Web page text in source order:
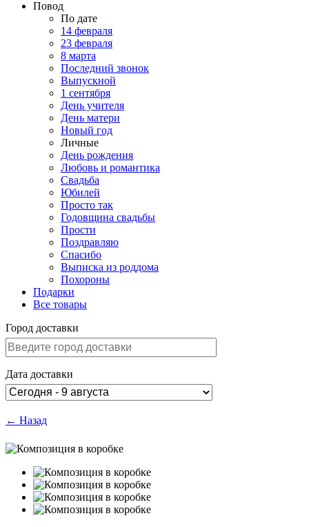
Повод
По дате
14 февраля
23 февраля
8 марта
Последний звонок
Выпускной
1 сентября
День учителя
День матери
Новый год
Личные
День рождения
Любовь и романтика
Свадьба
Юбилей
Просто так
Годовщина свадьбы
Прости
Поздравляю
Спасибо
Выписка из роддома
Похороны
Подарки
Все товары
Город доставки
Дата доставки
← Назад